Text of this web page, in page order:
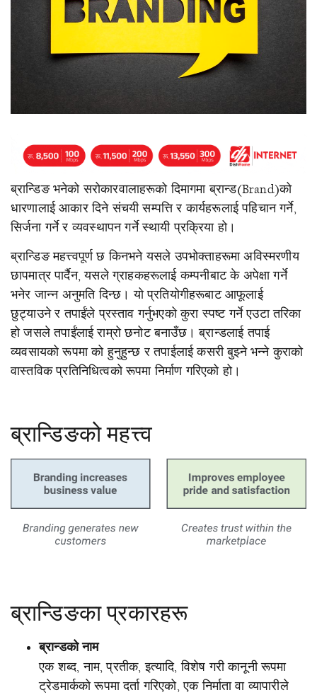
ब्रान्डिङ भनेको सरोकारवालाहरूको दिमागमा ब्रान्ड(Brand)को
धारणालाई आकार दिने संचयी सम्पत्ति र कार्यहरूलाई पहिचान गर्ने,
सिर्जना गर्ने र व्यवस्थापन गर्ने स्थायी प्रक्रिया हो।
ब्रान्डिङ महत्त्वपूर्ण छ किनभने यसले उपभोक्ताहरूमा अविस्मरणीय
छापमात्र पार्दैन, यसले ग्राहकहरूलाई कम्पनीबाट के अपेक्षा गर्ने
भनेर जान्न अनुमति दिन्छ। यो प्रतियोगीहरूबाट आफूलाई
छुट्याउने र तपाईंले प्रस्ताव गर्नुभएको कुरा स्पष्ट गर्ने एउटा तरिका
हो जसले तपाईंलाई राम्रो छनोट बनाउँछ। ब्रान्डलाई तपाई
व्यवसायको रूपमा को हुनुहुन्छ र तपाईलाई कसरी बुझ्ने भन्ने कुराको
वास्तविक प्रतिनिधित्वको रूपमा निर्माण गरिएको हो।
ब्रान्डिङको महत्त्व
ब्रान्डिङका प्रकारहरू
ब्रान्डको नाम
एक शब्द, नाम, प्रतीक, इत्यादि, विशेष गरी कानूनी रूपमा
ट्रेडमार्कको रूपमा दर्ता गरिएको, एक निर्माता वा व्यापारीले